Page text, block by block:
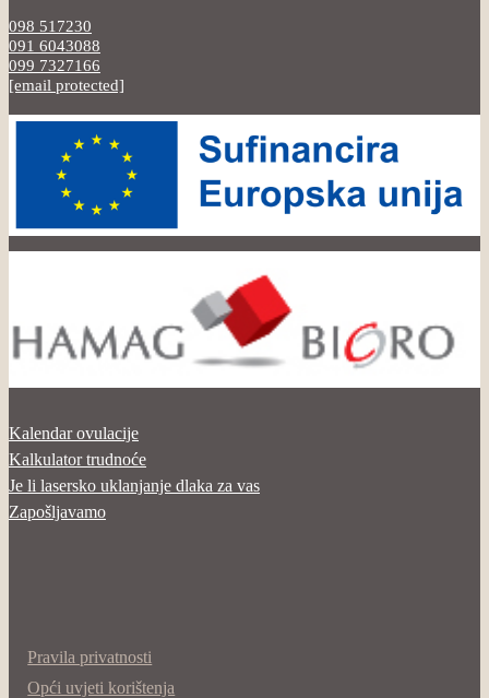
098 517230
091 6043088
099 7327166
[email protected]
Kalendar ovulacije
Kalkulator trudnoće
Je li lasersko uklanjanje dlaka za vas
Zapošljavamo
Pravila privatnosti
Opći uvjeti korištenja